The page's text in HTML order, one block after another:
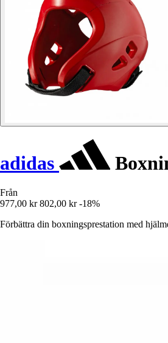
adidas
Från
977,00 kr 802,00 kr -18%
Förbättra din boxningsprestation med